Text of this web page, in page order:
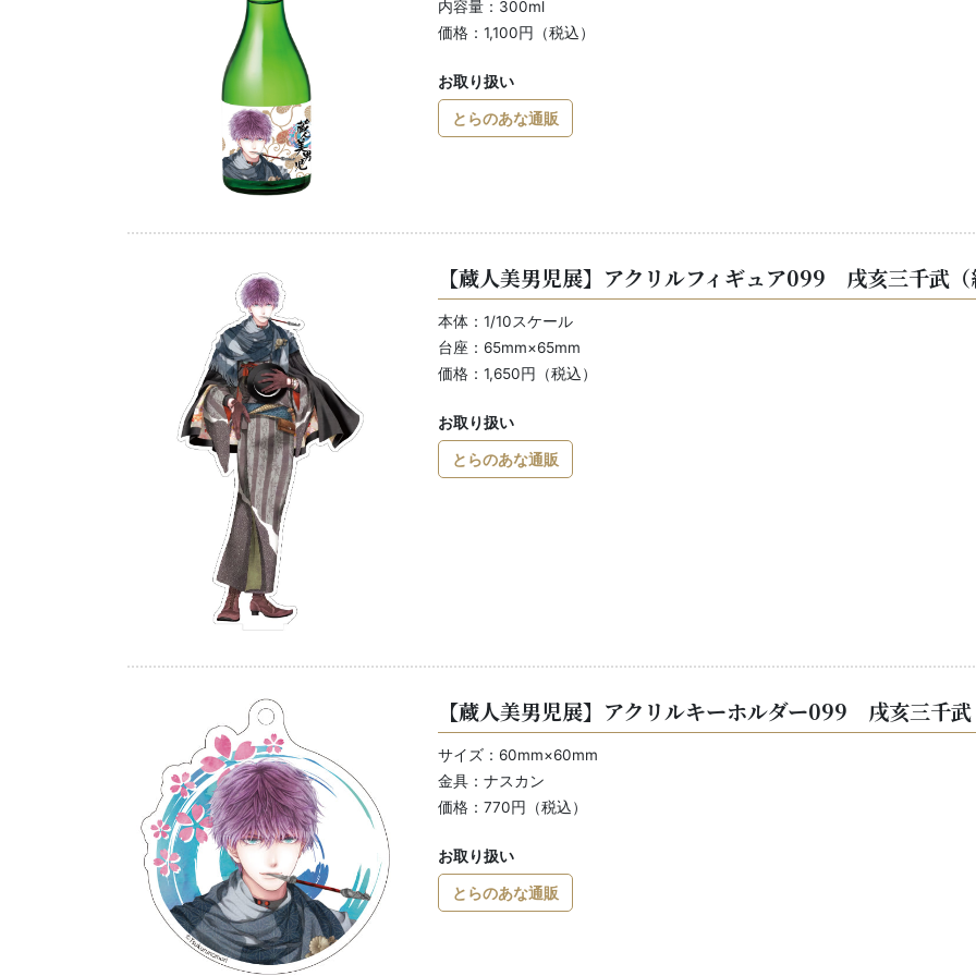
内容量：300ml
価格：1,100円（税込）
お取り扱い
とらのあな通販
【蔵人美男児展】アクリルフィギュア099 戌亥三千武（
本体：1/10スケール
台座：65mm×65mm
価格：1,650円（税込）
お取り扱い
とらのあな通販
【蔵人美男児展】アクリルキーホルダー099 戌亥三千武
サイズ：60mm×60mm
金具：ナスカン
価格：770円（税込）
お取り扱い
とらのあな通販